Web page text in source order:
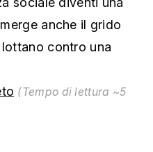
anche il grido
contro una
(Tempo di lettura ~5